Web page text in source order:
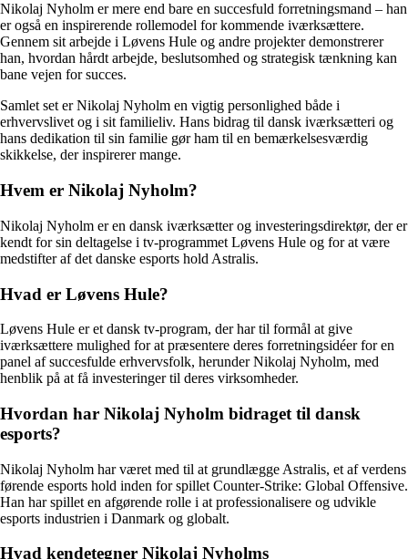
Nikolaj Nyholm er mere end bare en succesfuld forretningsmand – han
er også en inspirerende rollemodel for kommende iværksættere.
Gennem sit arbejde i Løvens Hule og andre projekter demonstrerer
han, hvordan hårdt arbejde, beslutsomhed og strategisk tænkning kan
bane vejen for succes.
Samlet set er Nikolaj Nyholm en vigtig personlighed både i
erhvervslivet og i sit familieliv. Hans bidrag til dansk iværksætteri og
hans dedikation til sin familie gør ham til en bemærkelsesværdig
skikkelse, der inspirerer mange.
Hvem er Nikolaj Nyholm?
Nikolaj Nyholm er en dansk iværksætter og investeringsdirektør, der er
kendt for sin deltagelse i tv-programmet Løvens Hule og for at være
medstifter af det danske esports hold Astralis.
Hvad er Løvens Hule?
Løvens Hule er et dansk tv-program, der har til formål at give
iværksættere mulighed for at præsentere deres forretningsidéer for en
panel af succesfulde erhvervsfolk, herunder Nikolaj Nyholm, med
henblik på at få investeringer til deres virksomheder.
Hvordan har Nikolaj Nyholm bidraget til dansk
esports?
Nikolaj Nyholm har været med til at grundlægge Astralis, et af verdens
førende esports hold inden for spillet Counter-Strike: Global Offensive.
Han har spillet en afgørende rolle i at professionalisere og udvikle
esports industrien i Danmark og globalt.
Hvad kendetegner Nikolaj Nyholms